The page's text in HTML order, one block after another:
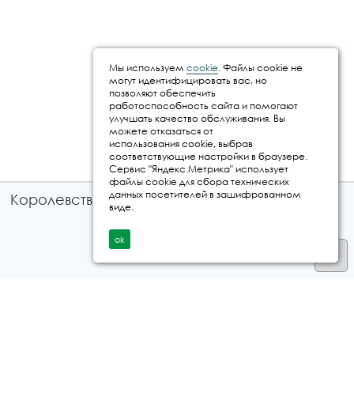
Королевство путешествий © 2026
Мы используем cookie. Файлы cookie не
могут идентифицировать вас, но
позволяют обеспечить
работоспособность сайта и помогают
улучшать качество обслуживания. Вы
можете отказаться от
использования cookie, выбрав
соответствующие настройки в браузере.
Сервис "Яндекс.Метрика" использует
файлы cookie для сбора технических
данных посетителей в зашифрованном
виде.
ok